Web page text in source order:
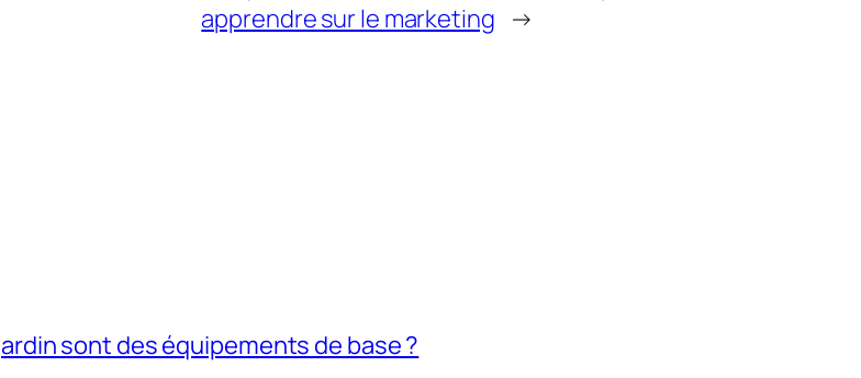
apprendre sur le marketing →
sont des équipements de base ?